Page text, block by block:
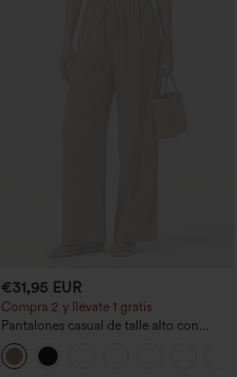
€31,95 EUR
Compra 2 y llévate 1 gratis
Pantalones casual de talle alto con
cordón, pernera ancha, en mezcla de
lino y con bolsillos